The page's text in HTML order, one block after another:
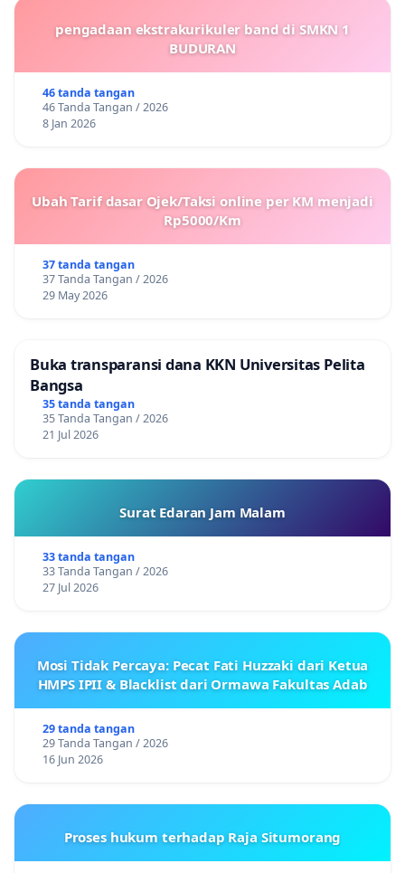
pengadaan ekstrakurikuler band di SMKN 1
BUDURAN
46 tanda tangan
46 Tanda Tangan / 2026
8 Jan 2026
Ubah Tarif dasar Ojek/Taksi online per KM menjadi
Rp5000/Km
37 tanda tangan
37 Tanda Tangan / 2026
29 May 2026
Buka transparansi dana KKN Universitas Pelita
Bangsa
35 tanda tangan
35 Tanda Tangan / 2026
21 Jul 2026
Surat Edaran Jam Malam
33 tanda tangan
33 Tanda Tangan / 2026
27 Jul 2026
Mosi Tidak Percaya: Pecat Fati Huzzaki dari Ketua
HMPS IPII & Blacklist dari Ormawa Fakultas Adab
29 tanda tangan
29 Tanda Tangan / 2026
16 Jun 2026
Proses hukum terhadap Raja Situmorang